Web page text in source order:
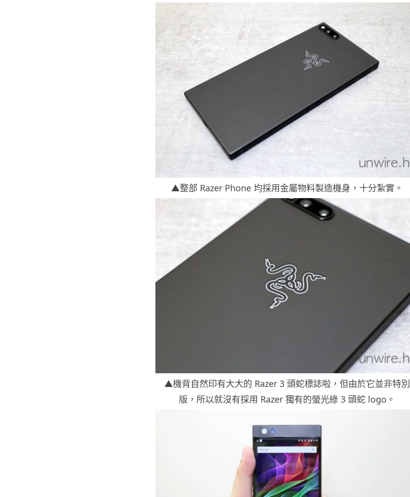
▲整部 Razer Phone 均採用金屬物料製造機身，十分紮實。
▲機背自然印有大大的 Razer 3 頭蛇標誌啦，但由於它並非特別
版，所以就沒有採用 Razer 獨有的螢光綠 3 頭蛇 logo。